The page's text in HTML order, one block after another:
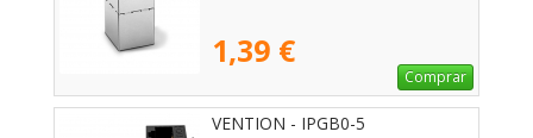
1,39 €
Comprar
VENTION - IPGB0-5